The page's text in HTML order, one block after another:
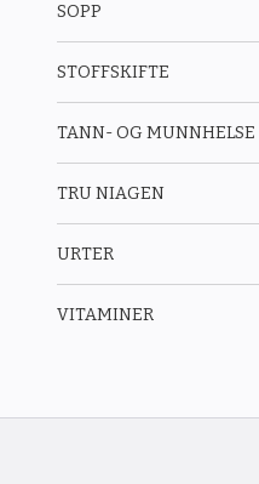
SOPP
STOFFSKIFTE
TANN- OG MUNNHELSE
TRU NIAGEN
URTER
VITAMINER